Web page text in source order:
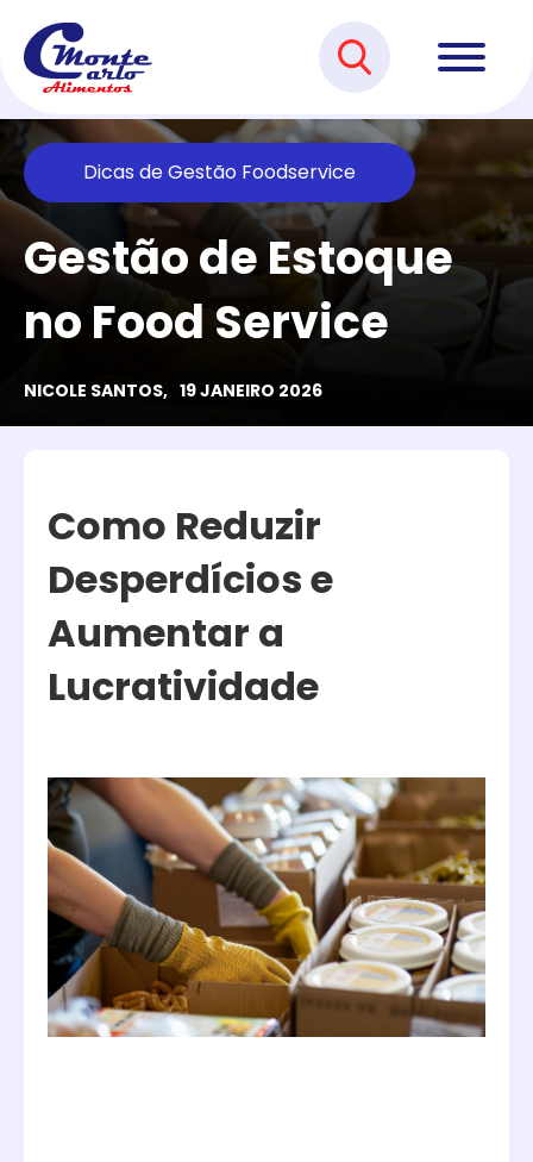
Dicas de Gestão Foodservice
Gestão de Estoque
no Food Service
NICOLE SANTOS, 19 JANEIRO 2026
Como Reduzir
Desperdícios e
Aumentar a
Lucratividade